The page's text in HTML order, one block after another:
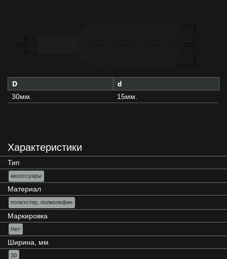
D d
30мм. 15мм.
Характеристики
Тип
аксессуары
Материал
полиэстер, полиолефин
Маркировка
Нет
Ширина, мм
30